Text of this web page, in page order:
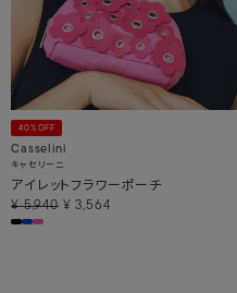
40%OFF
Casselini
キャセリーニ
アイレットフラワーポーチ
¥ 5,940 ¥ 3,564